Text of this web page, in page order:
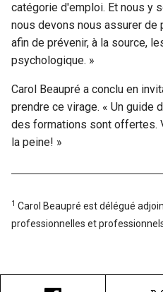
catégorie d'emploi. Et nous y
nous devons nous assurer de
afin de prévenir, à la source,
psychologique. »
Carol Beaupré a conclu en
prendre ce virage. « Un guide
des formations sont offertes.
la peine! »
1 Carol Beaupré est délégué
professionnelles et